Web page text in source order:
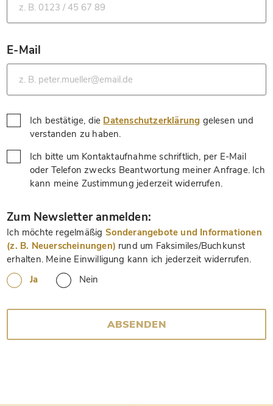
E-Mail
*
Ich bestätige, die Datenschutzerklärung gelesen und
verstanden zu haben.
Ich bitte um Kontaktaufnahme schriftlich, per E-Mail
oder Telefon zwecks Beantwortung meiner Anfrage. Ich
kann meine Zustimmung jederzeit widerrufen.
Zum Newsletter anmelden:
Ich möchte regelmäßig Sonderangebote und Informationen
(z. B. Neuerscheinungen) rund um Faksimiles/Buchkunst
erhalten. Meine Einwilligung kann ich jederzeit widerrufen.
Ja
Nein
ABSENDEN